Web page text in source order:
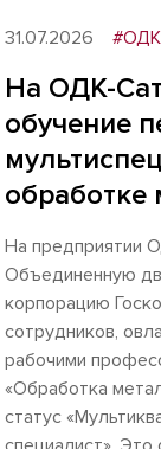
31.07.2026 #ОДК
На ОДК-
обучение
обработке
На предприятии
Объединенную
корпорацию
сотрудников,
рабочими
«Обработка
статус